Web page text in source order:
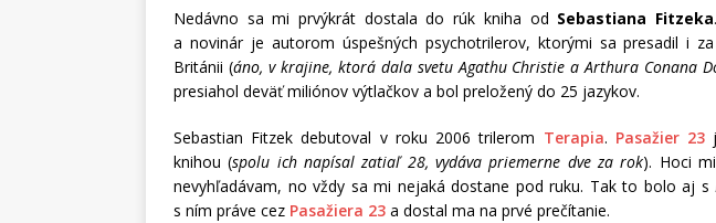
Nedávno sa mi prvýkrát dostala do rúk kniha od Sebastiana Fitzeka
a novinár je autorom úspešných psychotrilerov, ktorými sa presadil i
Británii (áno, v krajine, ktorá dala svetu Agathu Christie a Arthura Conana
presiahol deväť miliónov výtlačkov a bol preložený do 25 jazykov.
Sebastian Fitzek debutoval v roku 2006 trilerom Terapia. Pasažier 23
knihou (spolu ich napísal zatiaľ 28, vydáva priemerne dve za rok). Hoci
nevyhľadávam, no vždy sa mi nejaká dostane pod ruku. Tak to bolo aj s
s ním práve cez Pasažiera 23 a dostal ma na prvé prečítanie.